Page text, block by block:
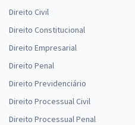
Direito Civil
Direito Constitucional
Direito Empresarial
Direito Penal
Direito Previdenciário
Direito Processual Civil
Direito Processual Penal